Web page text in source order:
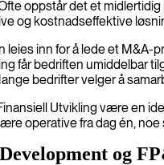
oppstår det et
og kostnadseffektive
leies inn for å lede et
får bedriften umiddelbar
bedrifter velger å
Utvikling være en
operative fra dag én,
og